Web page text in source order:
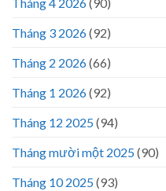
Tháng 3 2026(92)
Tháng 2 2026(66)
Tháng 1 2026(92)
Tháng 12 2025(94)
Tháng mười một 2025(90)
Tháng 10 2025(93)